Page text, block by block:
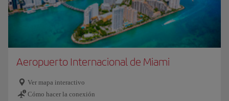
Aeropuerto Internacional de Miami
Ver mapa interactivo
Cómo hacer la conexión